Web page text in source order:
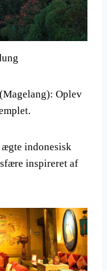
(Magelang): Oplev
indonesisk
inspireret af